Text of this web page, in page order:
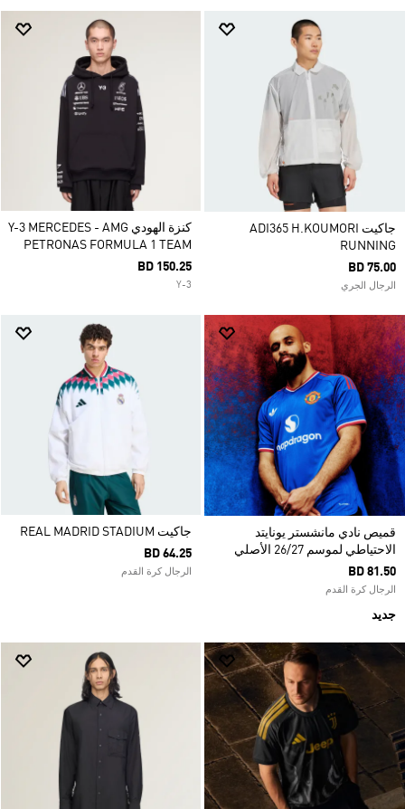
جاكيت ADI365 H.KOUMORI
RUNNING
BD 75.00
الرجال الجري
كنزة الهودي Y-3 MERCEDES - AMG
PETRONAS FORMULA 1 TEAM
BD 150.25
Y-3
قميص نادي مانشستر يونايتد
الاحتياطي لموسم 26/27 الأصلي
BD 81.50
الرجال كرة القدم
جديد
جاكيت REAL MADRID STADIUM
BD 64.25
الرجال كرة القدم